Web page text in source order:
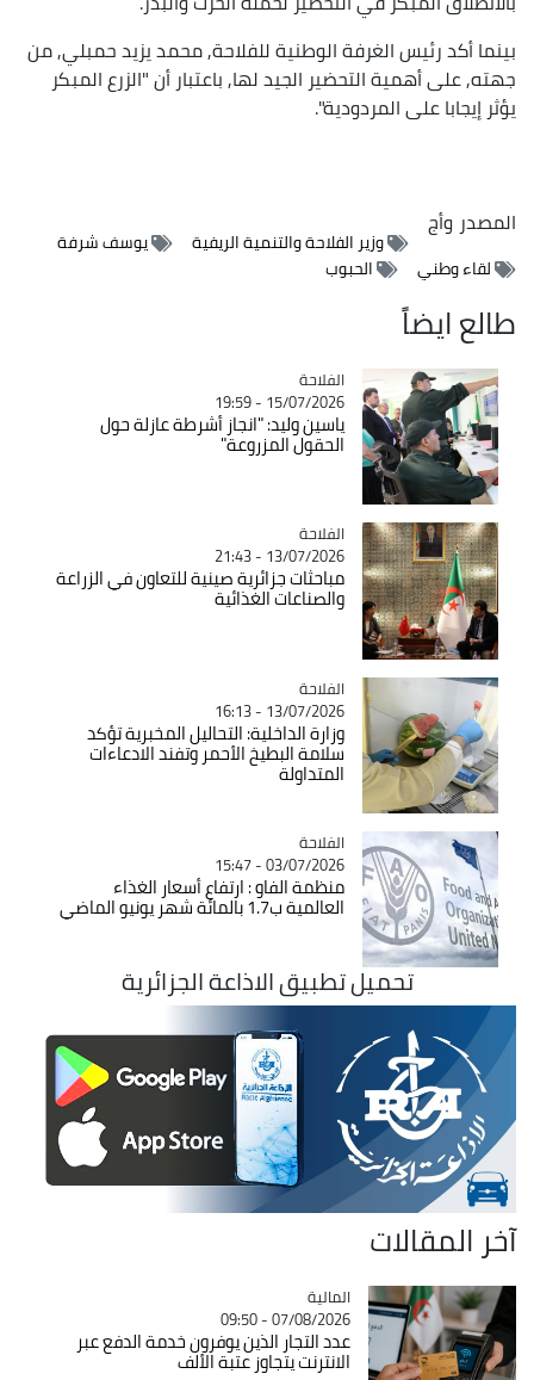
بينما أكد رئيس الغرفة الوطنية للفلاحة, محمد يزيد حمبلي, من
جهته, على أهمية التحضير الجيد لها, باعتبار أن "الزرع المبكر
يؤثر إيجابا على المردودية".
المصدروأج
وزير الفلاحة والتنمية الريفية
يوسف شرفة
لقاء وطني
الحبوب
طالع ايضاً
Catégorie
الفلاحة
15/07/2026 - 19:59
ياسين وليد: "انجاز أشرطة عازلة حول
الحقول المزروعة"
Catégorie
الفلاحة
13/07/2026 - 21:43
مباحثات جزائرية صينية للتعاون في الزراعة
والصناعات الغذائية
Catégorie
الفلاحة
13/07/2026 - 16:13
وزارة الداخلية: التحاليل المخبرية تؤكد
سلامة البطيخ الأحمر وتفند الادعاءات
المتداولة
Catégorie
الفلاحة
03/07/2026 - 15:47
منظمة الفاو : ارتفاع أسعار الغذاء
العالمية ب1.7 بالمائة شهر يونيو الماضي
تحميل تطبيق الاذاعة الجزائرية
آخر المقالات
Catégorie
المالية
07/08/2026 - 09:50
عدد التجار الذين يوفرون خدمة الدفع عبر
الانترنت يتجاوز عتبة الألف